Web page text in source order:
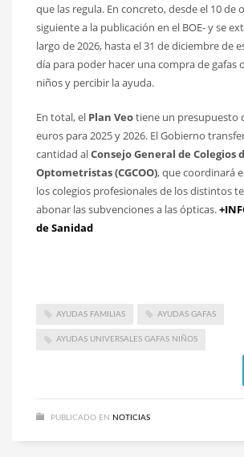
que las regula. En concreto, desde el 10 de
siguiente a la publicación en el BOE- y se
largo de 2026, hasta el 31 de diciembre de
día para poder hacer una compra de gafas
niños y percibir la ayuda.
En total, el Plan Veotiene un presupuesto
euros para 2025 y 2026. El Gobierno
cantidad alConsejo General de Colegios
Optometristas (CGCOO), que coordinará
los colegios profesionales de los distintos
abonar las subvenciones a las ópticas.
de Sanidad
AYUDAS FAMILIAS AYUDAS GAFAS
AYUDAS UNIVERSALES GAFAS NIÑOS
PUBLICADO EN NOTICIAS